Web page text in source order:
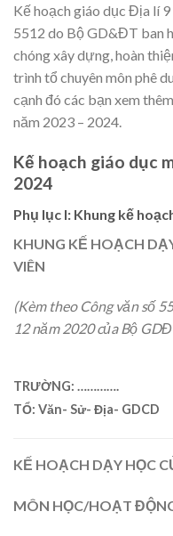
Kế hoạch giáo dục Địa lí
5512 do Bộ GD&ĐT ban
chóng xây dựng, hoàn
trình tổ chuyên môn phê
cạnh đó các bạn xem
năm 2023 – 2024.
Kế hoạch giáo dục
2024
Phụ lục I: Khung kế
KHUNG KẾ HOẠCH
VIÊN
(Kèm theo Công văn số
12 năm 2020 của Bộ
TRƯỜNG: ………….
TỔ: Văn- Sử- Địa- GDCD
KẾ HOẠCH DẠY HỌC
MÔN HỌC/HOẠT